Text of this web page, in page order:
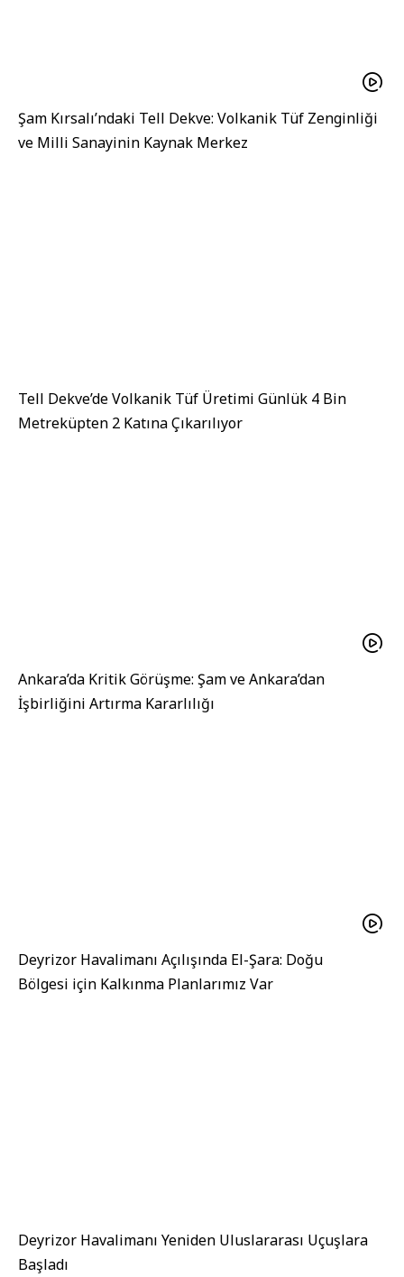
Şam Kırsalı’ndaki Tell Dekve: Volkanik Tüf Zenginliği
ve Milli Sanayinin Kaynak Merkez
Tell Dekve’de Volkanik Tüf Üretimi Günlük 4 Bin
Metreküpten 2 Katına Çıkarılıyor
Ankara’da Kritik Görüşme: Şam ve Ankara’dan
İşbirliğini Artırma Kararlılığı
Deyrizor Havalimanı Açılışında El-Şara: Doğu
Bölgesi için Kalkınma Planlarımız Var
Deyrizor Havalimanı Yeniden Uluslararası Uçuşlara
Başladı